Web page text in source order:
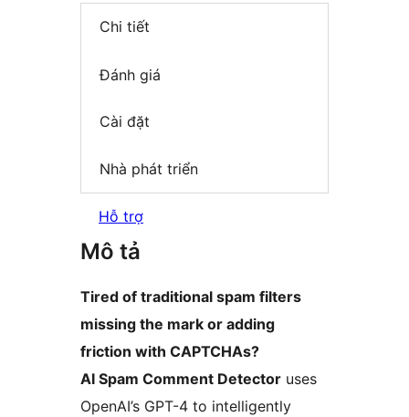
Chi tiết
Đánh giá
Cài đặt
Nhà phát triển
Hỗ trợ
Mô tả
Tired of traditional spam filters
missing the mark or adding
friction with CAPTCHAs?
AI Spam Comment Detector uses
OpenAI’s GPT-4 to intelligently